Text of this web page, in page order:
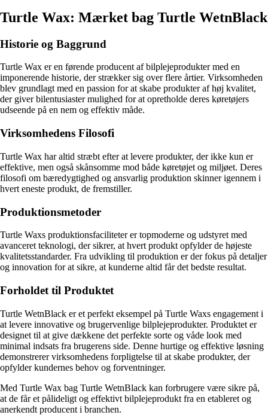
Turtle Wax: Mærket bag Turtle WetnBlack
Historie og Baggrund
Turtle Wax er en førende producent af bilplejeprodukter med en
imponerende historie, der strækker sig over flere årtier. Virksomheden
blev grundlagt med en passion for at skabe produkter af høj kvalitet,
der giver bilentusiaster mulighed for at opretholde deres køretøjers
udseende på en nem og effektiv måde.
Virksomhedens Filosofi
Turtle Wax har altid stræbt efter at levere produkter, der ikke kun er
effektive, men også skånsomme mod både køretøjet og miljøet. Deres
filosofi om bæredygtighed og ansvarlig produktion skinner igennem i
hvert eneste produkt, de fremstiller.
Produktionsmetoder
Turtle Waxs produktionsfaciliteter er topmoderne og udstyret med
avanceret teknologi, der sikrer, at hvert produkt opfylder de højeste
kvalitetsstandarder. Fra udvikling til produktion er der fokus på detaljer
og innovation for at sikre, at kunderne altid får det bedste resultat.
Forholdet til Produktet
Turtle WetnBlack er et perfekt eksempel på Turtle Waxs engagement i
at levere innovative og brugervenlige bilplejeprodukter. Produktet er
designet til at give dækkene det perfekte sorte og våde look med
minimal indsats fra brugerens side. Denne hurtige og effektive løsning
demonstrerer virksomhedens forpligtelse til at skabe produkter, der
opfylder kundernes behov og forventninger.
Med Turtle Wax bag Turtle WetnBlack kan forbrugere være sikre på,
at de får et pålideligt og effektivt bilplejeprodukt fra en etableret og
anerkendt producent i branchen.